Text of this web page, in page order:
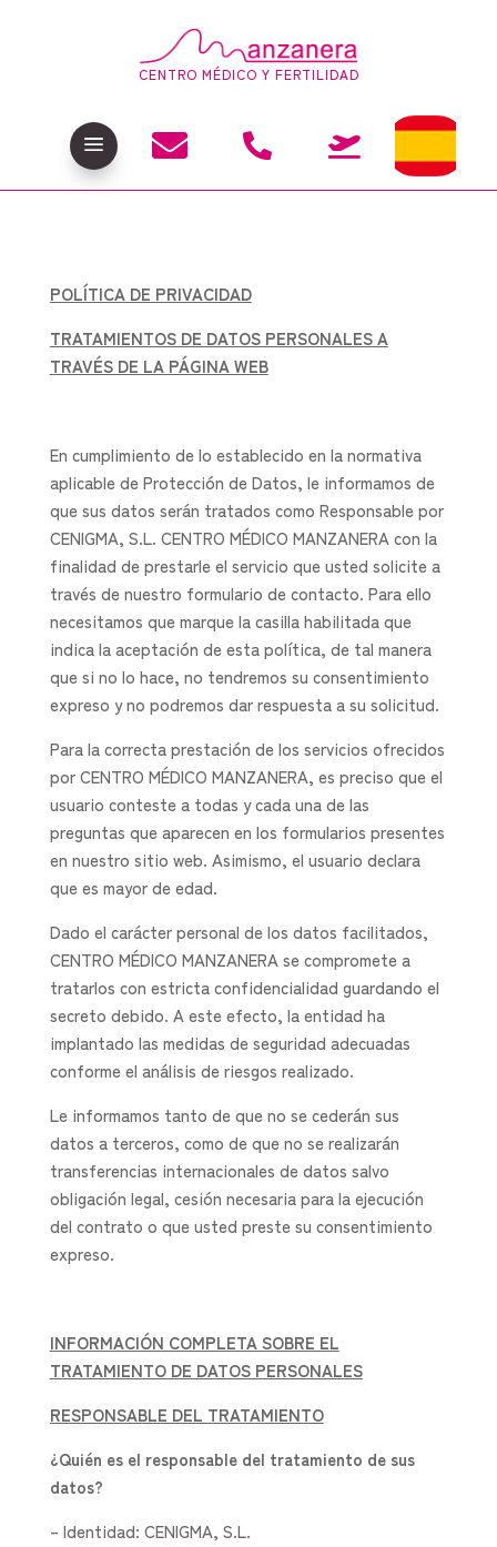
CENTRO MÉDICO Y FERTILIDAD
a   
POLÍTICA DE PRIVACIDAD
TRATAMIENTOS DE DATOS PERSONALES A
TRAVÉS DE LA PÁGINA WEB
En cumplimiento de lo establecido en la normativa
aplicable de Protección de Datos, le informamos de
que sus datos serán tratados como Responsable por
CENIGMA, S.L. CENTRO MÉDICO MANZANERA con la
finalidad de prestarle el servicio que usted solicite a
través de nuestro formulario de contacto. Para ello
necesitamos que marque la casilla habilitada que
indica la aceptación de esta política, de tal manera
que si no lo hace, no tendremos su consentimiento
expreso y no podremos dar respuesta a su solicitud.
Para la correcta prestación de los servicios ofrecidos
por CENTRO MÉDICO MANZANERA, es preciso que el
usuario conteste a todas y cada una de las
preguntas que aparecen en los formularios presentes
en nuestro sitio web. Asimismo, el usuario declara
que es mayor de edad.
Dado el carácter personal de los datos facilitados,
CENTRO MÉDICO MANZANERA se compromete a
tratarlos con estricta confidencialidad guardando el
secreto debido. A este efecto, la entidad ha
implantado las medidas de seguridad adecuadas
conforme el análisis de riesgos realizado.
Le informamos tanto de que no se cederán sus
datos a terceros, como de que no se realizarán
transferencias internacionales de datos salvo
obligación legal, cesión necesaria para la ejecución
del contrato o que usted preste su consentimiento
expreso.
INFORMACIÓN COMPLETA SOBRE EL
TRATAMIENTO DE DATOS PERSONALES
RESPONSABLE DEL TRATAMIENTO
¿Quién es el responsable del tratamiento de sus
datos?
– Identidad: CENIGMA, S.L.